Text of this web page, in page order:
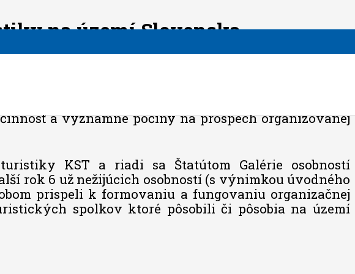
na území Slovenska
a významné počiny na prospech organizovanej
KST a riadi sa Štatútom Galérie osobností
rok 6 už nežijúcich osobností (s výnimkou úvodného
prispeli k formovaniu a fungovaniu organizačnej
spolkov ktoré pôsobili či pôsobia na území